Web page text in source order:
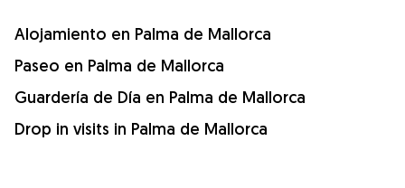
Alojamiento en Palma de Mallorca
Paseo en Palma de Mallorca
Guardería de Día en Palma de Mallorca
Drop in visits in Palma de Mallorca